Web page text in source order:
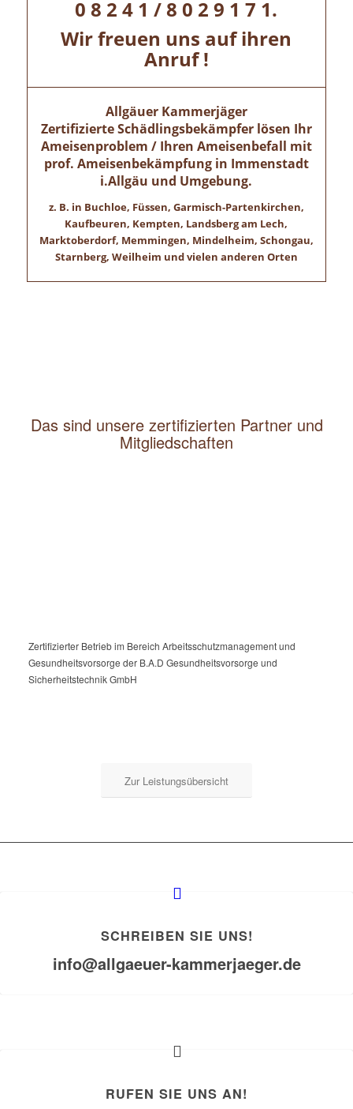
0 8 2 4 1 / 8 0 2 9 1 7 1.
Wir freuen uns auf ihren
Anruf !
Allgäuer Kammerjäger
Zertifizierte Schädlingsbekämpfer lösen Ihr
Ameisenproblem / Ihren Ameisenbefall mit
prof. Ameisenbekämpfung in Immenstadt
i.Allgäu und Umgebung.
z. B. in Buchloe, Füssen, Garmisch-Partenkirchen,
Kaufbeuren, Kempten, Landsberg am Lech,
Marktoberdorf, Memmingen, Mindelheim, Schongau,
Starnberg, Weilheim und vielen anderen Orten
Das sind unsere zertifizierten Partner und
Mitgliedschaften
Zertifizierter Betrieb im Bereich Arbeitsschutzmanagement und
Gesundheitsvorsorge der B.A.D Gesundheitsvorsorge und
Sicherheitstechnik GmbH
Zur Leistungsübersicht
SCHREIBEN SIE UNS!
info@allgaeuer-kammerjaeger.de
RUFEN SIE UNS AN!